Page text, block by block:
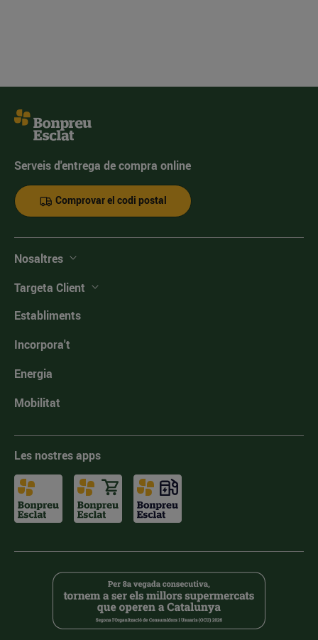
Serveis d'entrega de compra online
Comprovar el codi postal
Nosaltres
Targeta Client
Establiments
Incorpora't
Energia
Mobilitat
Les nostres apps